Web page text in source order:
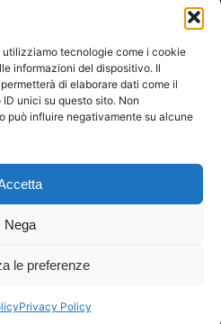
utilizziamo tecnologie come i cookie
informazioni del dispositivo. Il
di elaborare dati come il
unici su questo sito. Non
può influire negativamente su alcune
Nega
le preferenze
Privacy Policy
sicuri e certificati.